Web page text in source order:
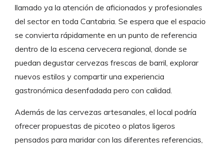
llamado ya la atención de aficionados y profesionales
del sector en toda Cantabria. Se espera que el espacio
se convierta rápidamente en un punto de referencia
dentro de la escena cervecera regional, donde se
puedan degustar cervezas frescas de barril, explorar
nuevos estilos y compartir una experiencia
gastronómica desenfadada pero con calidad.
Además de las cervezas artesanales, el local podría
ofrecer propuestas de picoteo o platos ligeros
pensados para maridar con las diferentes referencias,